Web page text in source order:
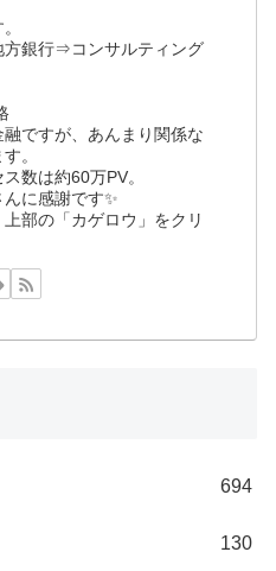
銀行⇒コンサルティング
ですが、あんまり関係な
。
数は約60万PV。
に感謝です✨
上部の「カゲロウ」をクリ
694
130